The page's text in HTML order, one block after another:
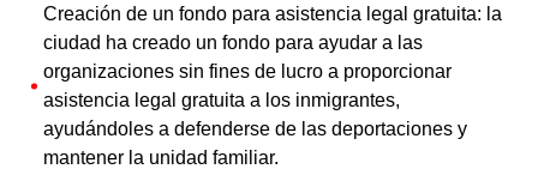
Creación de un fondo para asistencia legal gratuita: la
ciudad ha creado un fondo para ayudar a las
organizaciones sin fines de lucro a proporcionar
asistencia legal gratuita a los inmigrantes,
ayudándoles a defenderse de las deportaciones y
mantener la unidad familiar.